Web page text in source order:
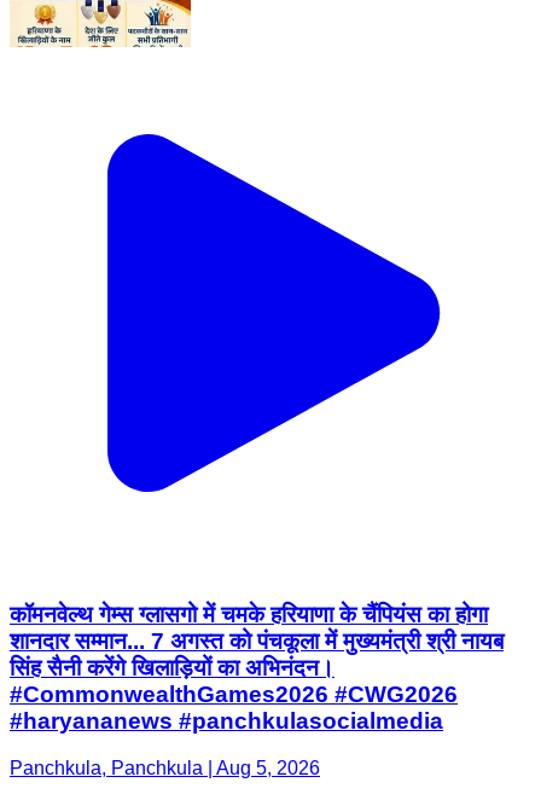
कॉमनवेल्थ गेम्स ग्लासगो में चमके हरियाणा के चैंपियंस का होगा
शानदार सम्मान... 7 अगस्त को पंचकूला में मुख्यमंत्री श्री नायब
सिंह सैनी करेंगे खिलाड़ियों का अभिनंदन।
#CommonwealthGames2026 #CWG2026
#haryananews #panchkulasocialmedia
Panchkula, Panchkula | Aug 5, 2026